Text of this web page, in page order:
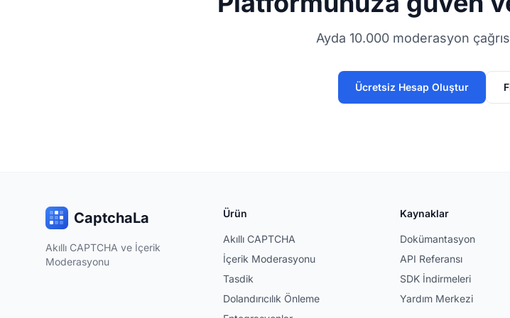
Ayda 10.000 moderasyon
Ücretsiz Hesap Oluştur
CaptchaLa
Akıllı CAPTCHA ve İçerik
Moderasyonu
Ürün
Akıllı CAPTCHA
İçerik Moderasyonu
Tasdik
Dolandırıcılık Önleme
Kaynaklar
Dokümantasyon
API Referansı
SDK İndirmeleri
Yardım Merkezi